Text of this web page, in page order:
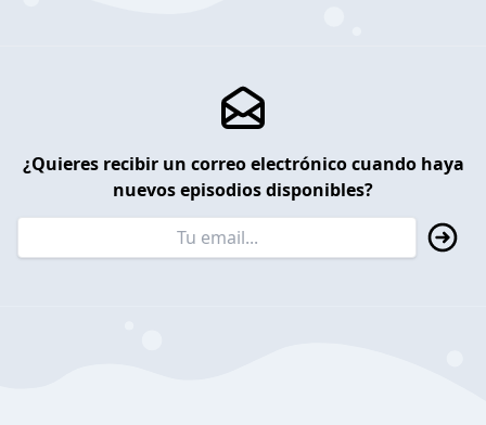
¿Quieres recibir un correo electrónico cuando haya
nuevos episodios disponibles?